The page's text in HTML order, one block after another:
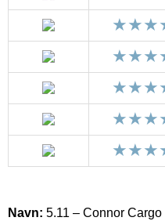
Navn: 5.11 – Connor